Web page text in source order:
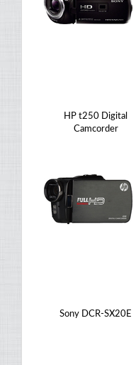
HP t250 Digital
Camcorder
Sony DCR-SX20E